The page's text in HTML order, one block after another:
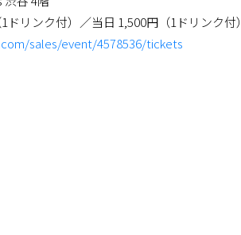
ドリンク付）／当日 1,500円（1ドリンク付）
sales/event/4578536/tickets